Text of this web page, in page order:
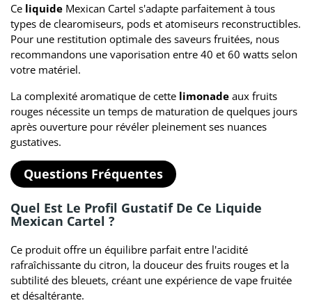
Ce liquide Mexican Cartel s'adapte parfaitement à tous
types de clearomiseurs, pods et atomiseurs reconstructibles.
Pour une restitution optimale des saveurs fruitées, nous
recommandons une vaporisation entre 40 et 60 watts selon
votre matériel.
La complexité aromatique de cette limonade aux fruits
rouges nécessite un temps de maturation de quelques jours
après ouverture pour révéler pleinement ses nuances
gustatives.
Questions Fréquentes
Quel Est Le Profil Gustatif De Ce Liquide
Mexican Cartel ?
Ce produit offre un équilibre parfait entre l'acidité
rafraîchissante du citron, la douceur des fruits rouges et la
subtilité des bleuets, créant une expérience de vape fruitée
et désaltérante.